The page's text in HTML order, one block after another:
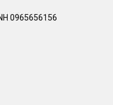
0965656156